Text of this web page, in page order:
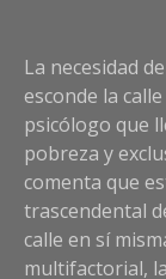
La necesidad
esconde la
psicólogo que
pobreza y
comenta que
trascendental
calle en sí
multifactorial,